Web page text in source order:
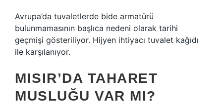
Avrupa’da tuvaletlerde bide armatürü
bulunmamasının başlıca nedeni olarak tarihi
geçmişi gösteriliyor. Hijyen ihtiyacı tuvalet kağıdı
ile karşılanıyor.
MISIR’DA TAHARET
MUSLUĞU VAR MI?